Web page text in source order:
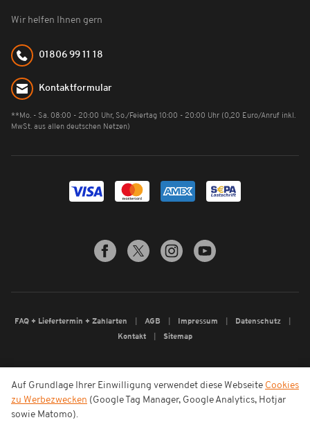
Wir helfen Ihnen gern
01806 99 11 18
Kontaktformular
**Mo. - Sa. 08:00 - 20:00 Uhr, So./Feiertag 10:00 - 20:00 Uhr (0,20 Euro/Anruf inkl.
MwSt. aus allen deutschen Netzen)
FAQ + Liefertermin + Zahlarten AGB Impressum
Datenschutz
Kontakt
Sitemap
Auf Grundlage Ihrer Einwilligung verwendet diese Webseite Cookies
zu Werbezwecken (Google Tag Manager, Google Analytics, Hotjar
sowie Matomo).